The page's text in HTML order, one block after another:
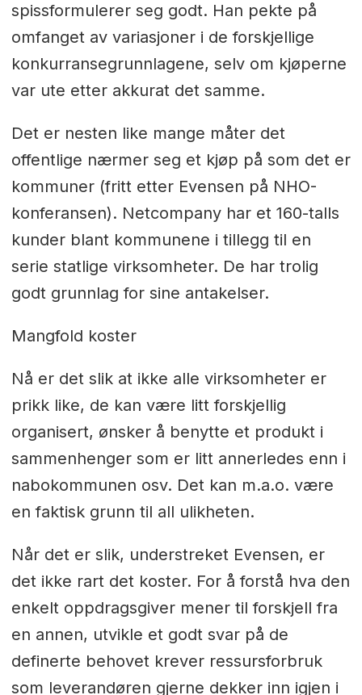
spissformulerer seg godt. Han pekte på
omfanget av variasjoner i de forskjellige
konkurransegrunnlagene, selv om kjøperne
var ute etter akkurat det samme.
Det er nesten like mange måter det
offentlige nærmer seg et kjøp på som det er
kommuner (fritt etter Evensen på NHO-
konferansen). Netcompany har et 160-talls
kunder blant kommunene i tillegg til en
serie statlige virksomheter. De har trolig
godt grunnlag for sine antakelser.
Mangfold koster
Nå er det slik at ikke alle virksomheter er
prikk like, de kan være litt forskjellig
organisert, ønsker å benytte et produkt i
sammenhenger som er litt annerledes enn i
nabokommunen osv. Det kan m.a.o. være
en faktisk grunn til all ulikheten.
Når det er slik, understreket Evensen, er
det ikke rart det koster. For å forstå hva den
enkelt oppdragsgiver mener til forskjell fra
en annen, utvikle et godt svar på de
definerte behovet krever ressursforbruk
som leverandøren gjerne dekker inn igjen i